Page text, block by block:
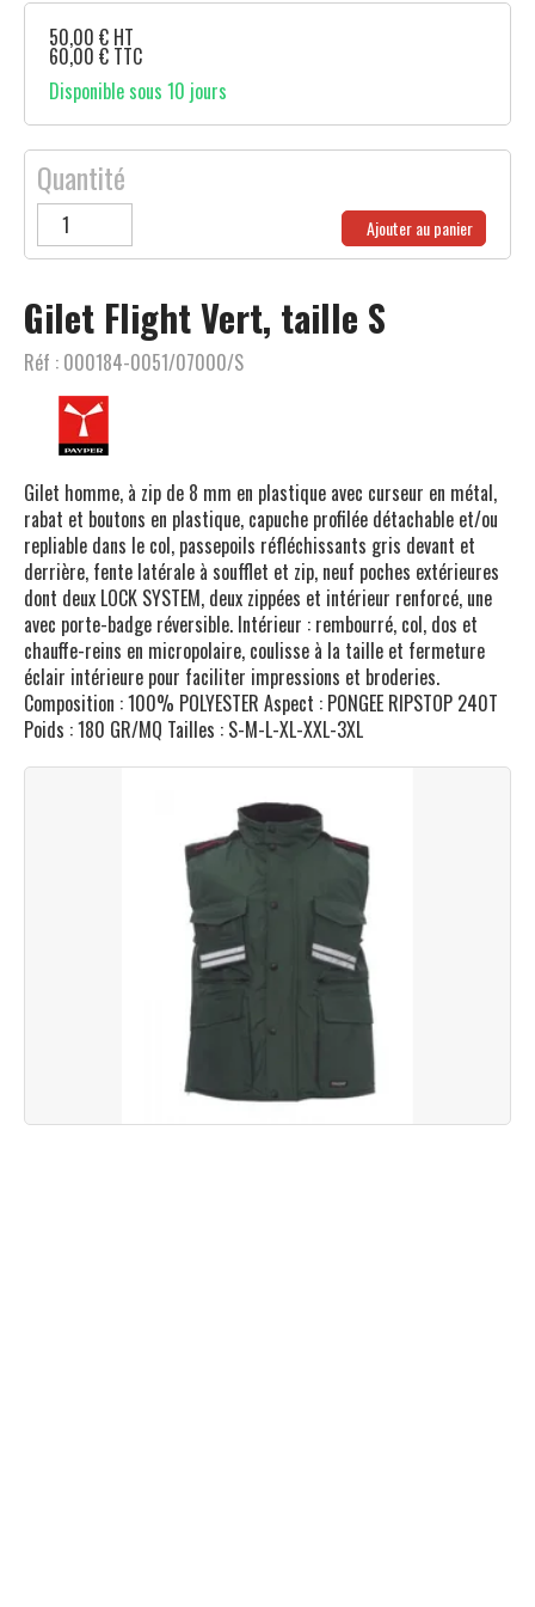
Gilet Flight Vert, taille S
Réf : 000184-0051/07000/S
Gilet homme, à zip de 8 mm en plastique avec curseur en métal,
rabat et boutons en plastique, capuche profilée détachable et/ou
repliable dans le col, passepoils réfléchissants gris devant et
derrière, fente latérale à soufflet et zip, neuf poches extérieures
dont deux LOCK SYSTEM, deux zippées et intérieur renforcé, une
avec porte-badge réversible. Intérieur : rembourré, col, dos et
chauffe-reins en micropolaire, coulisse à la taille et fermeture
éclair intérieure pour faciliter impressions et broderies.
Composition : 100% POLYESTER Aspect : PONGEE RIPSTOP 240T
Poids : 180 GR/MQ Tailles : S-M-L-XL-XXL-3XL
50,00 € HT
60,00 € TTC
Disponible sous 10 jours
Quantité
Ajouter au panier